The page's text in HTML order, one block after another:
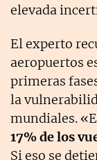
elevada
El experto
aeropuertos
primeras
la
mundiales.
17% de los
Si eso se